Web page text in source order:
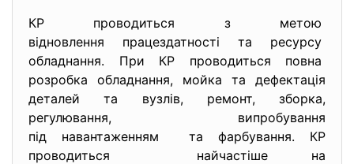
КР проводиться з метою
відновлення працездатності та ресурсу
обладнання. При КР проводиться повна
розробка обладнання, мойка та дефектація
деталей та вузлів, ремонт, зборка,
регулювання, випробування
під навантаженням та фарбування. КР
проводиться найчастіше на